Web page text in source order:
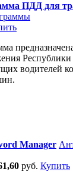
ПДД для
Республики
водителей
Manager
руб. Купить